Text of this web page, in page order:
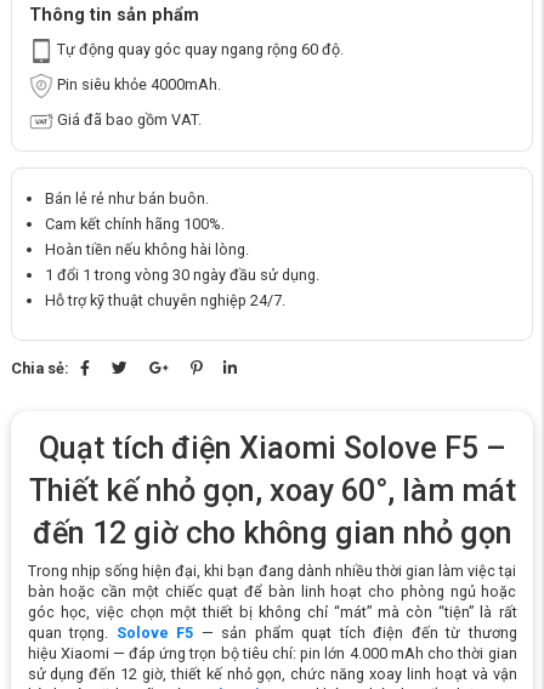
Thông tin sản phẩm
Tự động quay góc quay ngang rộng 60 độ.
Pin siêu khỏe 4000mAh.
Giá đã bao gồm VAT.
Bán lẻ rẻ như bán buôn.
Cam kết chính hãng 100%.
Hoàn tiền nếu không hài lòng.
1 đổi 1 trong vòng 30 ngày đầu sử dụng.
Hỗ trợ kỹ thuật chuyên nghiệp 24/7.
Chia sẻ:
Quạt tích điện Xiaomi Solove F5 –
Thiết kế nhỏ gọn, xoay 60°, làm mát
đến 12 giờ cho không gian nhỏ gọn
Trong nhịp sống hiện đại, khi bạn đang dành nhiều thời gian làm việc tại
bàn hoặc cần một chiếc quạt để bàn linh hoạt cho phòng ngủ hoặc
góc học, việc chọn một thiết bị không chỉ “mát” mà còn “tiện” là rất
quan trọng. Solove F5 — sản phẩm quạt tích điện đến từ thương
hiệu Xiaomi — đáp ứng trọn bộ tiêu chí: pin lớn 4.000 mAh cho thời gian
sử dụng đến 12 giờ, thiết kế nhỏ gọn, chức năng xoay linh hoạt và vận